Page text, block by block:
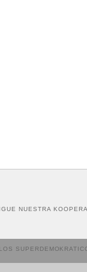
NUESTRA